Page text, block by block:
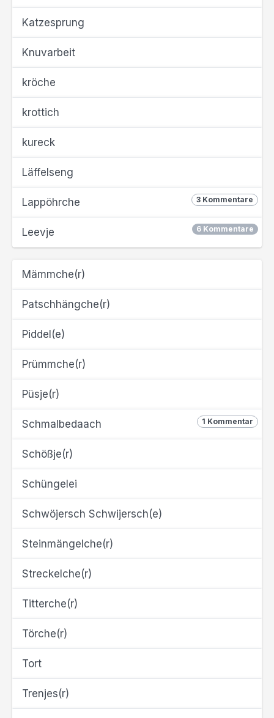
Katzesprung
Knuvarbeit
kröche
krottich
kureck
Läffelseng
3 Kommentare
Lappöhrche
6 Kommentare
Leevje
Mämmche(r)
Patschhängche(r)
Piddel(e)
Prümmche(r)
Püsje(r)
1 Kommentar
Schmalbedaach
Schößje(r)
Schüngelei
Schwöjersch Schwijersch(e)
Steinmängelche(r)
Streckelche(r)
Titterche(r)
Törche(r)
Tort
Trenjes(r)